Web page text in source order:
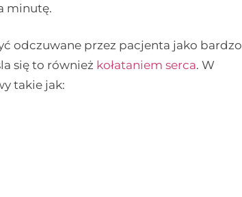
minutę.
odczuwane przez pacjenta jako bardzo
się to również kołataniem serca. W
takie jak: